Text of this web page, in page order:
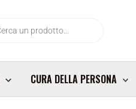
CURA DELLA PERSONA